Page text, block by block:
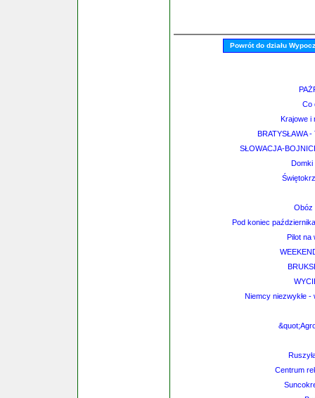
Powrót do działu
Co
Krajowe i
BRATYSŁAWA
SŁOWACJA-
Domki
Obóz
Pod koniec
Pilot na
Niemcy niezwykłe
Centrum